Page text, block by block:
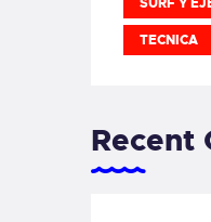
TECNICA
Recent